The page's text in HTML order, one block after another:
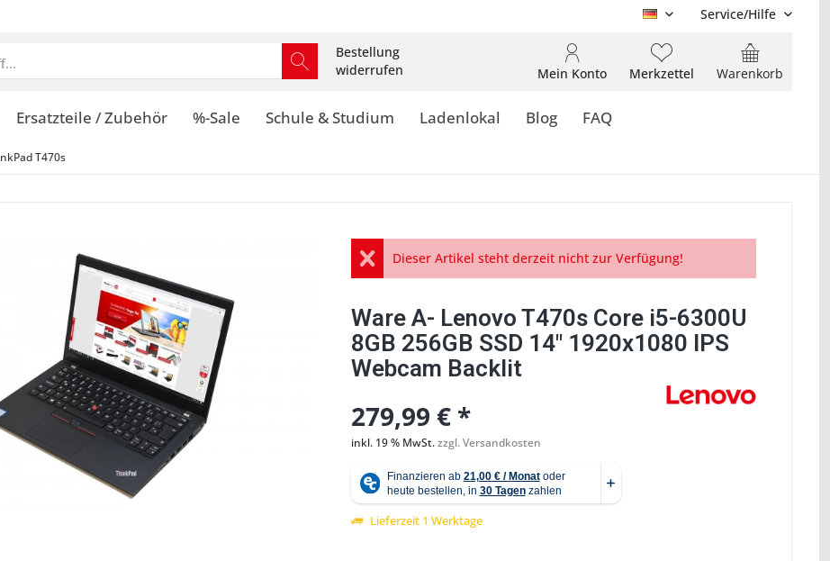
DE Service/Hilfe
Bestellung
widerrufen
Warenkorb
Merkzettel
Mein Konto
Ersatzteile / Zubehör %-Sale Schule & Studium Ladenlokal Blog FAQ
T470s
Abbildung ähnlich
Dieser Artikel steht derzeit nicht zur Verfügung!
Ware A- Lenovo T470s Core i5-6300U
8GB 256GB SSD 14" 1920x1080 IPS
Webcam Backlit
279,99 € *
inkl. 19 % MwSt.zzgl. Versandkosten
Lieferzeit 1 Werktage